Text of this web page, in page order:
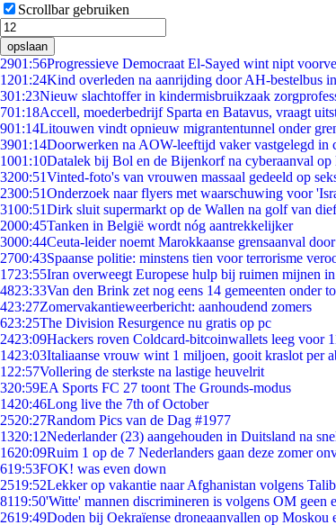
Scrollbar gebruiken
opslaan
2901:56Progressieve Democraat El-Sayed wint nipt
1201:24Kind overleden na aanrijding door AH-bestelbus
301:23Nieuw slachtoffer in kindermisbruikzaak
701:18Accell, moederbedrijf Sparta en Batavus, vraagt
901:14Litouwen vindt opnieuw migrantentunnel onder
3901:14Doorwerken na AOW-leeftijd vaker vastgelegd in
1001:10Datalek bij Bol en de Bijenkorf na cyberaanval op
3200:51Vinted-foto's van vrouwen massaal gedeeld op
2300:51Onderzoek naar flyers met waarschuwing voor
3100:51Dirk sluit supermarkt op de Wallen na golf van
2000:45Tanken in België wordt nóg aantrekkelijker
3000:44Ceuta-leider noemt Marokkaanse grensaanval
2700:43Spaanse politie: minstens tien voor terrorisme
1723:55Iran overweegt Europese hulp bij ruimen mijnen
4823:33Van den Brink zet nog eens 14 gemeenten onder
423:27Zomervakantieweerbericht: aanhoudend zomers
623:25The Division Resurgence nu gratis op pc
2423:09Hackers roven Coldcard-bitcoinwallets leeg voor
1423:03Italiaanse vrouw wint 1 miljoen, gooit kraslot per
1 22:57Vollering de sterkste na lastige heuvelrit
320:59EA Sports FC 27 toont The Grounds-modus
1420:46Long live the 7th of October
2520:27Random Pics van de Dag #1977
1320:12Nederlander (23) aangehouden in Duitsland na
1620:09Ruim 1 op de 7 Nederlanders gaan deze zomer
619:53FOK! was even down
2519:52Lekker op vakantie naar Afghanistan volgens
8119:50'Witte' mannen discrimineren is volgens OM geen
2619:49Doden bij Oekraïense droneaanvallen op Moskou